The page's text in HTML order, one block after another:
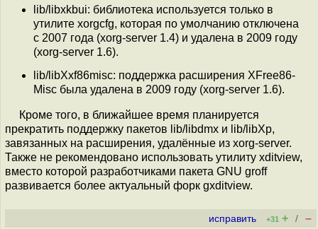
lib/libxkbui: библиотека используется только в
утилите xorgcfg, которая по умолчанию отключена
с 2007 года (xorg-server 1.4) и удалена в 2009 году
(xorg-server 1.6).
lib/libXxf86misc: поддержка расширения XFree86-
Misc была удалена в 2009 году (xorg-server 1.6).
Кроме того, в ближайшее время планируется
прекратить поддержку пакетов lib/libdmx и lib/libXp,
завязанных на расширения, удалённые из xorg-server.
Также не рекомендовано использовать утилиту xditview,
вместо которой разработчиками пакета GNU groff
развивается более актуальный форк gxditview.
исправить +31 + / –